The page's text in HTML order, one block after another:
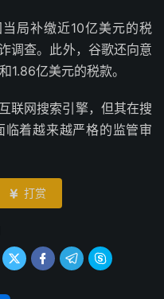
局补缴近10亿美元的税
调查。此外，谷歌还向意
1.86亿美元的税款。
联网搜索引擎，但其在搜
着越来越严格的监管审
 打赏
   